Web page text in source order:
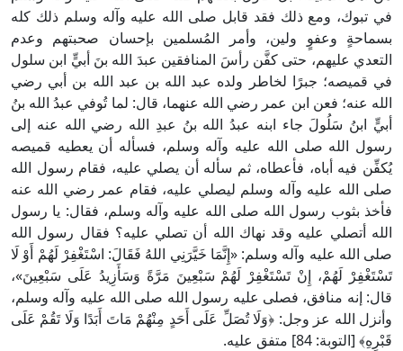
في تبوك، ومع ذلك فقد قابل صلى الله عليه وآله وسلم ذلك كله
بسماحةٍ وعفوٍ ولين، وأمر المُسلمين بإحسان صحبتهم وعدم
التعدي عليهم، حتى كفَّن رأسَ المنافقين عبدَ الله بنَ أبيٍّ ابن سلول
في قميصه؛ جبرًا لخاطر ولده عبد الله بن عبد الله بن أبي رضي
الله عنه؛ فعن ابن عمر رضي الله عنهما، قال: لما تُوفي عبدُ الله بنُ
أبيٍّ ابنُ سَلُولَ جاء ابنه عبدُ الله بنُ عبدِ الله رضي الله عنه إلى
رسول الله صلى الله عليه وآله وسلم، فسأله أن يعطيه قميصه
يُكفِّن فيه أباه، فأعطاه، ثم سأله أن يصلي عليه، فقام رسول الله
صلى الله عليه وآله وسلم ليصلي عليه، فقام عمر رضي الله عنه
فأخذ بثوب رسول الله صلى الله عليه وآله وسلم، فقال: يا رسول
الله أتصلي عليه وقد نهاك الله أن تصلي عليه؟ فقال رسول الله
صلى الله عليه وآله وسلم: «إِنَّمَا خَيَّرَنِي اللهُ فَقَالَ: اسْتَغْفِرْ لَهُمْ أَوْ لَا
تَسْتَغْفِرْ لَهُمْ، إِنْ تَسْتَغْفِرْ لَهُمْ سَبْعِينَ مَرَّةً وَسَأَزِيدُ عَلَى سَبْعِينَ»،
قال: إنه منافق، فصلى عليه رسول الله صلى الله عليه وآله وسلم،
وأنزل الله عز وجل: ﴿وَلَا تُصَلِّ عَلَى أَحَدٍ مِنْهُمْ مَاتَ أَبَدًا وَلَا تَقُمْ عَلَى
قَبْرِهِ﴾ [التوبة: 84] متفق عليه.